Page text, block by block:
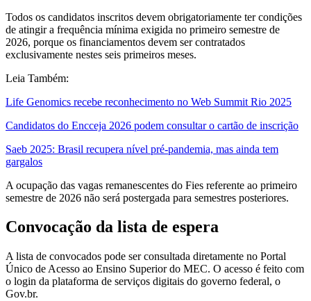
Todos os candidatos inscritos devem obrigatoriamente ter condições
de atingir a frequência mínima exigida no primeiro semestre de
2026, porque os financiamentos devem ser contratados
exclusivamente nestes seis primeiros meses.
Leia Também:
Life Genomics recebe reconhecimento no Web Summit Rio 2025
Candidatos do Encceja 2026 podem consultar o cartão de inscrição
Saeb 2025: Brasil recupera nível pré-pandemia, mas ainda tem
gargalos
A ocupação das vagas remanescentes do Fies referente ao primeiro
semestre de 2026 não será postergada para semestres posteriores.
Convocação da lista de espera
A lista de convocados pode ser consultada diretamente no Portal
Único de Acesso ao Ensino Superior do MEC. O acesso é feito com
o login da plataforma de serviços digitais do governo federal, o
Gov.br.